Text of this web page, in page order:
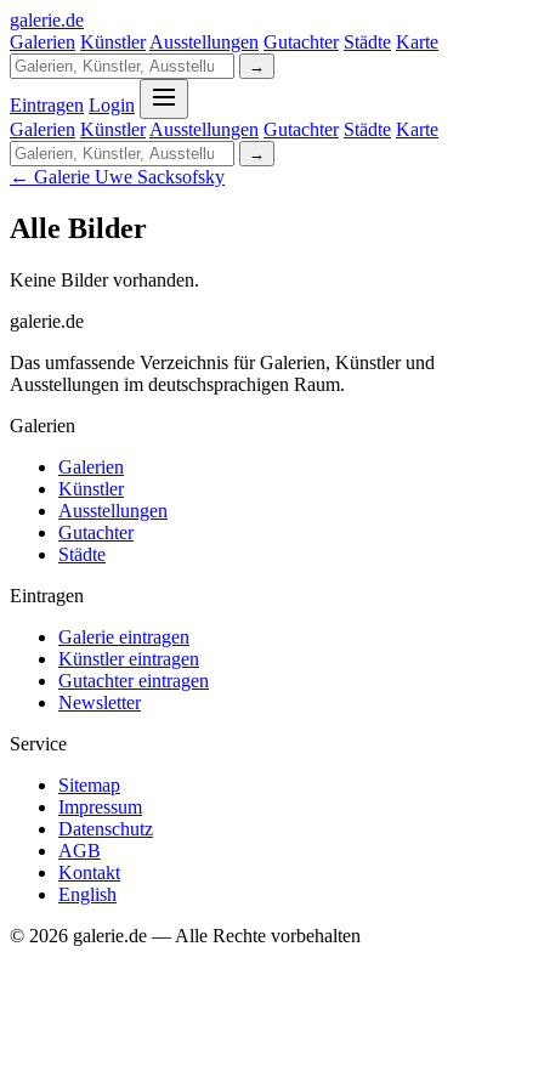
galerie.de
Galerien Künstler Ausstellungen Gutachter Städte Karte
→
Eintragen Login
Galerien Künstler Ausstellungen Gutachter Städte Karte
→
← Galerie Uwe Sacksofsky
Alle Bilder
Keine Bilder vorhanden.
galerie.de
Das umfassende Verzeichnis für Galerien, Künstler und
Ausstellungen im deutschsprachigen Raum.
Galerien
Galerien
Künstler
Ausstellungen
Gutachter
Städte
Eintragen
Galerie eintragen
Künstler eintragen
Gutachter eintragen
Newsletter
Service
Sitemap
Impressum
Datenschutz
AGB
Kontakt
English
© 2026 galerie.de — Alle Rechte vorbehalten